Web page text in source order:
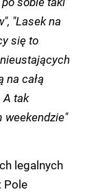
"Lasek na
się to
na całą
A tak
weekendzie"
legalnych
Pole